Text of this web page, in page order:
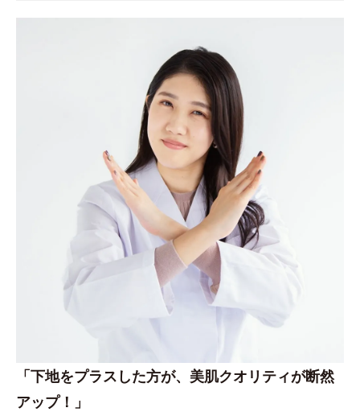
「下地をプラスした方が、美肌クオリティが断然
アップ！」